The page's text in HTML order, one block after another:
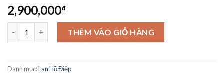
2,900,000₫
Mẫu Lan Hồ Điệp – HĐ73 số lượng
THÊM VÀO GIỎ HÀNG
Danh mục:Lan Hồ Điệp